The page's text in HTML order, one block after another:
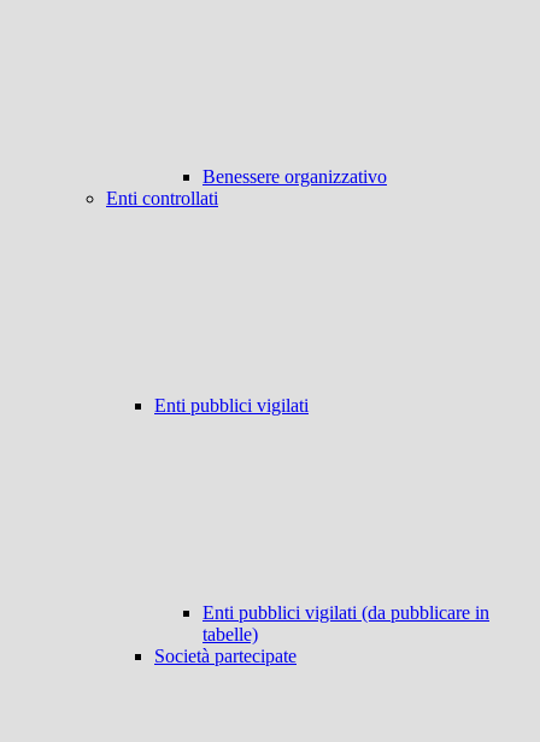
Benessere organizzativo
Enti controllati
Enti pubblici vigilati
Enti pubblici vigilati (da pubblicare in
tabelle)
Società partecipate